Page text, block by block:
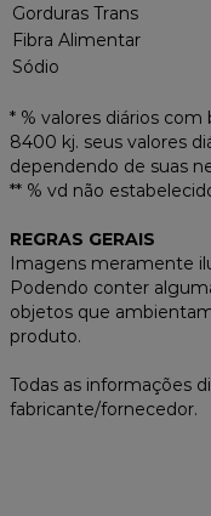
Gorduras Trans
Fibra Alimentar
Sódio
* % valores diários
8400 kj. seus valores
dependendo de suas
** % vd não
REGRAS GERAIS
Imagens meramente
Podendo conter
objetos que
produto.
Todas as informações
fabricante/fornecedor.